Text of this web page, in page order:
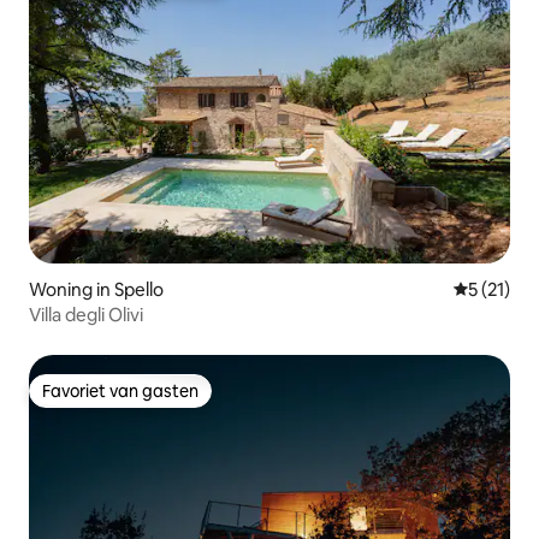
Woning in Spello
5 (21)
Villa degli Olivi
Favoriet van gasten
Favoriet van gasten